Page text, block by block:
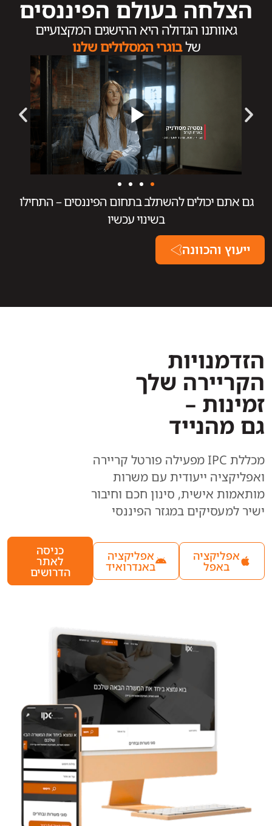
הצלחה בעולם הפיננסים
גאוותנו הגדולה היא ההישגים המקצועיים
שלבוגרי המסלולים שלנו
גם אתם יכולים להשתלב בתחום הפיננסים – התחילו
בשינוי עכשיו
ייעוץ והכוונה
הזדמנויות
הקריירה שלך
זמינות –
גם מהנייד
מכללת IPC מפעילה פורטל קריירה
ואפליקציה ייעודית עם משרות
מותאמות אישית, סינון חכם וחיבור
ישיר למעסיקים במגזר הפיננסי
אפליקציה
באפל
אפליקציה
באנדרואיד
כניסה
לאתר
הדרושים